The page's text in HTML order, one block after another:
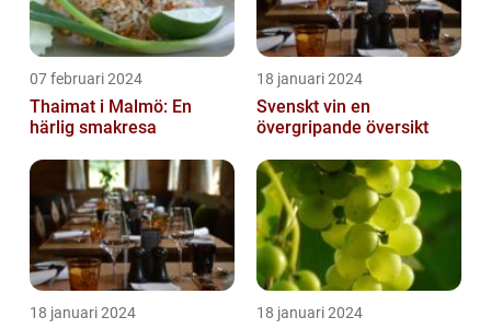
07 februari 2024
Thaimat i Malmö: En
härlig smakresa
18 januari 2024
Svenskt vin en
övergripande översikt
18 januari 2024 18 januari 2024